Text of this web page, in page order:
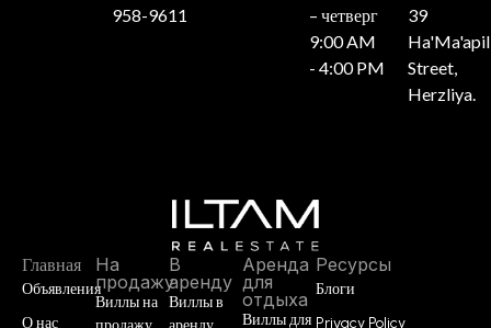
958-9611
– четверг
9:00 AM
- 4:00 PM
39
Street,
Herzliya.
Главная
Объявления
О нас
На
продажу
Виллы на
В
аренду
Виллы в
Аренда
для
отдыха
Виллы для
Ресурсы
Блоги
Privacy Policy